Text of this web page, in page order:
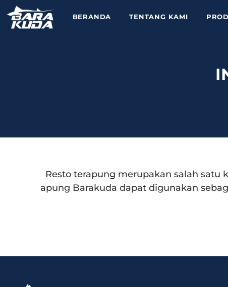
BERANDA TENTANG KAMI
Resto terapung merupakan salah
apung Barakuda dapat digunakan